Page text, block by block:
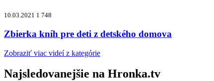
10.03.2021 1 748
Zbierka kníh pre deti z detského domova
Zobraziť viac videí z kategórie
Najsledovanejšie na Hronka.tv